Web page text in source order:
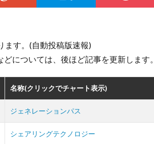
ます。(自動投稿版速報)
については、後ほど記事を更新します。
名称(クリックでチャート表示)
ジェネレーションパス
シェアリングテクノロジー